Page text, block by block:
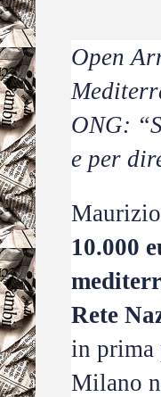
Open
ONG:
e per
10.000
Rete
in prima
Milano